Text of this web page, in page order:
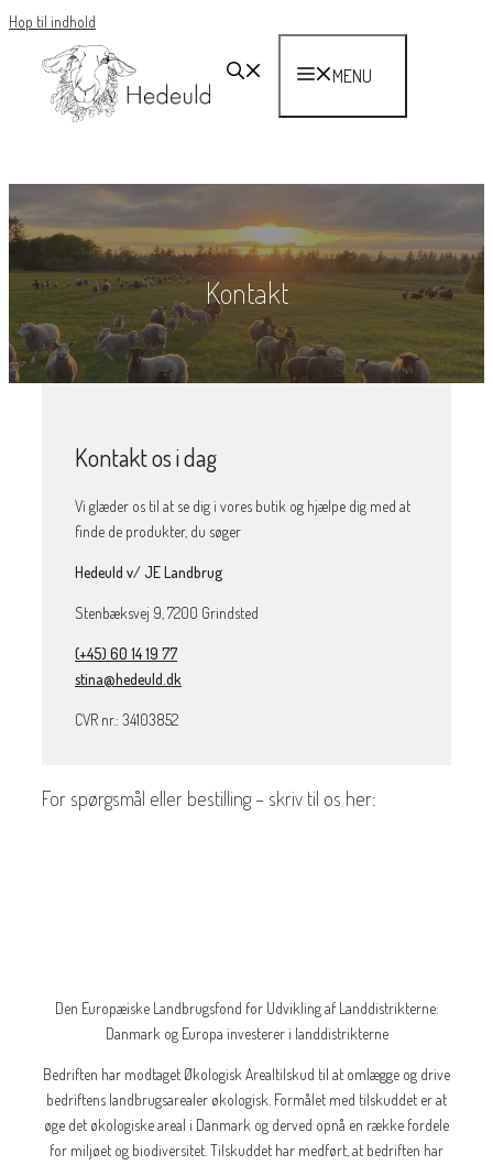
Hop til indhold
MENU
Kontakt
Kontakt os i dag
Vi glæder os til at se dig i vores butik og hjælpe dig med at
finde de produkter, du søger
Hedeuld v/ JE Landbrug
Stenbæksvej 9, 7200 Grindsted
(+45) 60 14 19 77
stina@hedeuld.dk
CVR nr.: 34103852
For spørgsmål eller bestilling – skriv til os her:
Den Europæiske Landbrugsfond for Udvikling af Landdistrikterne:
Danmark og Europa investerer i landdistrikterne
Bedriften har modtaget Økologisk Arealtilskud til at omlægge og drive
bedriftens landbrugsarealer økologisk. Formålet med tilskuddet er at
øge det økologiske areal i Danmark og derved opnå en række fordele
for miljøet og biodiversitet. Tilskuddet har medført, at bedriften har